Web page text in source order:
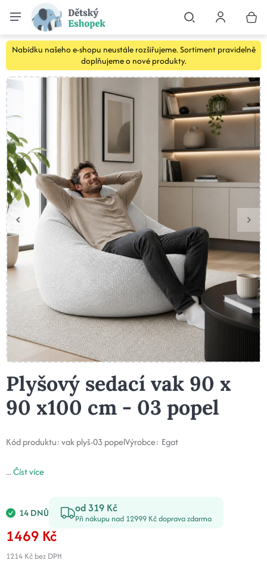
Nabídku našeho e-shopu neustále rozšiřujeme. Sortiment pravidelně
doplňujeme o nové produkty.
Plyšový sedací vak 90 x
90 x100 cm - 03 popel
Kód produktu:vak plyš-03 popelVýrobce: Egat
...Číst více
14 DNŮ od 319 Kč
Při nákupu nad 12999 Kč doprava zdarma
1469 Kč
1214 Kč bez DPH